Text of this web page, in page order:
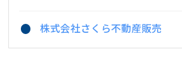
株式会社さくら不動産販売